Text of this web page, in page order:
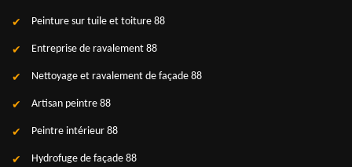
Peinture sur tuile et toiture 88
Entreprise de ravalement 88
Nettoyage et ravalement de façade 88
Artisan peintre 88
Peintre intérieur 88
Hydrofuge de façade 88